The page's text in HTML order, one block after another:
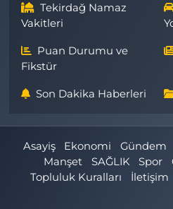
Tekirdağ Namaz
Vakitleri
Puan Durumu ve
Fikstür
Son Dakika Haberleri
Asayiş Ekonomi Gündem
Manşet
SAĞLIK Spor
Topluluk Kuralları
İletişim